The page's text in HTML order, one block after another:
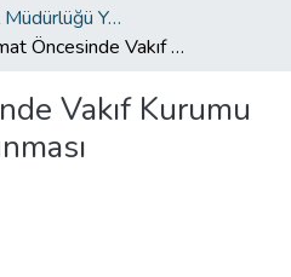
Vakıflar Genel Müdürlüğü Yayınları
Tanzimat Öncesinde Vakıf Kurumu ve Yapıların Korunması
Vakıf Kurumu